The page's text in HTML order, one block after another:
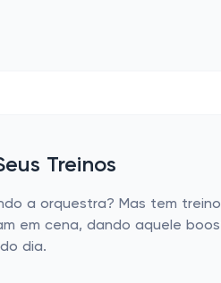
Treinos
a orquestra? Mas tem
em cena, dando aquele
dia.